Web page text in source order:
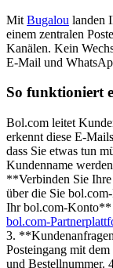
Mit Bugalou landen
einem zentralen
Kanälen. Kein
E-Mail und
So funktioniert
Bol.com leitet
erkennt diese E-
dass Sie etwas tun
Kundenname
**Verbinden Sie
über die Sie
Ihr bol.com-Konto**
bol.com-
3.
Posteingang mit
und